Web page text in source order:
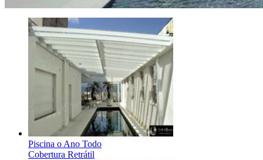
Piscina o Ano Todo
Cobertura Retrátil